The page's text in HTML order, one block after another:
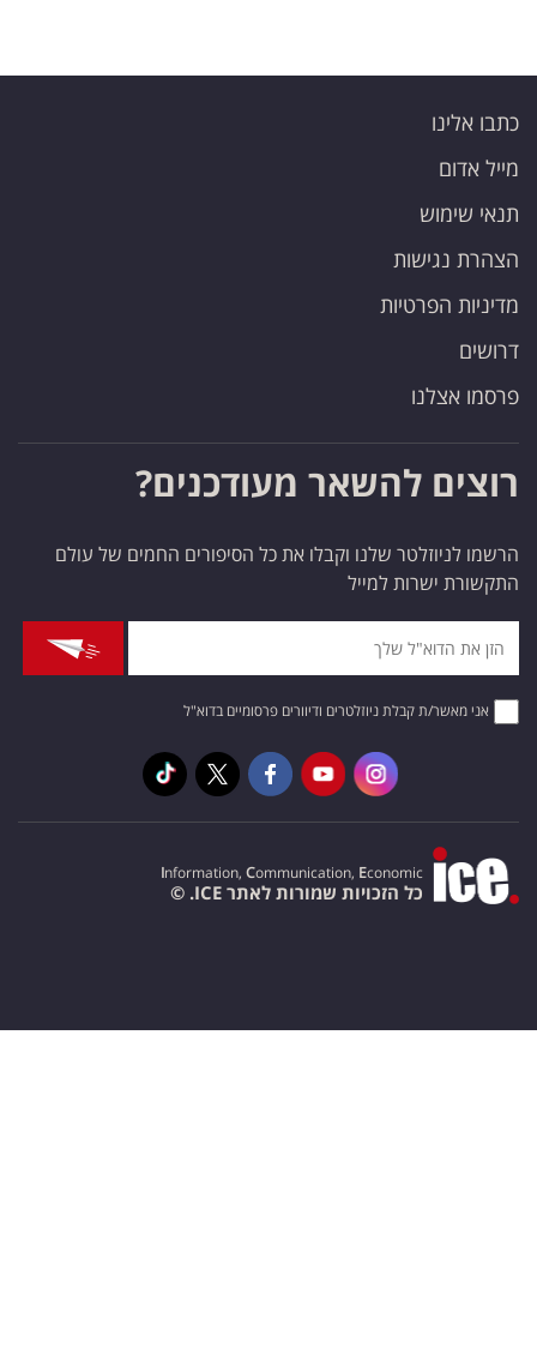
כתבו אלינו
מייל אדום
תנאי שימוש
הצהרת נגישות
מדיניות הפרטיות
דרושים
פרסמו אצלנו
רוצים להשאר מעודכנים?
הרשמו לניוזלטר שלנו וקבלו את כל הסיפורים החמים של עולם
התקשורת ישרות למייל
אני מאשר/ת קבלת ניוזלטרים ודיוורים פרסומיים בדוא"ל
Information, Communication, Economic
כל הזכויות שמורות לאתר ICE. ©